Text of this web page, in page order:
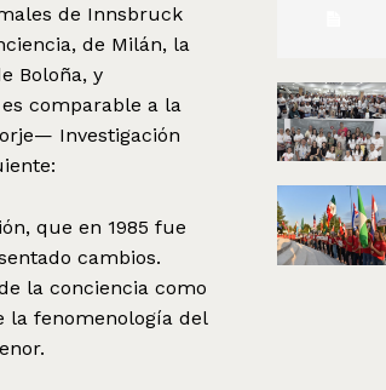
de Innsbruck
de Milán, la
Boloña, y
comparable a la
Investigación
que en 1985 fue
cambios.
la conciencia como
la fenomenología del